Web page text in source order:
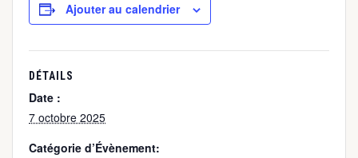
Ajouter au calendrier
DÉTAILS
Date :
7 octobre 2025
Catégorie d’Évènement: